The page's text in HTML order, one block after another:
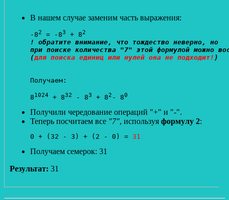
В нашем случае заменим часть выражения:
-82 = -83 + 82
! обратите внимание, что тождество неверно, но
при поиске количества "7" этой формулой можно
(для поиска единиц или нулей она не подходит!
Получаем:
81024 + 832 - 83 + 82 - 80
Получили чередование операций "+" и "-".
Теперь посчитаем все "7", используя формулу 2:
0 + (32 - 3) + (2 - 0) = 31
Получаем семерок: 31
Результат: 31